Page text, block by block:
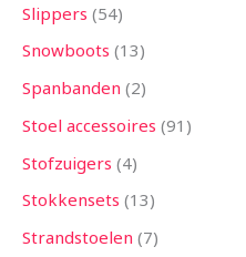
Slippers 54
Snowboots 13
Spanbanden 2
Stoel accessoires 91
Stofzuigers 4
Stokkensets 13
Strandstoelen 7